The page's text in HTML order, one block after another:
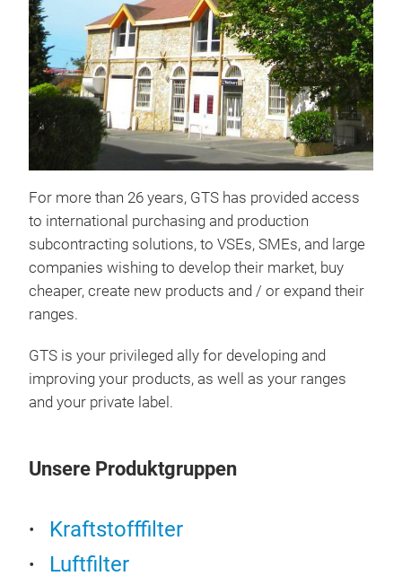
For more than 26 years, GTS has provided access
to international purchasing and production
subcontracting solutions, to VSEs, SMEs, and large
companies wishing to develop their market, buy
cheaper, create new products and / or expand their
ranges.
GTS is your privileged ally for developing and
improving your products, as well as your ranges
and your private label.
Unsere Produktgruppen
Kraftstofffilter
Luftfilter